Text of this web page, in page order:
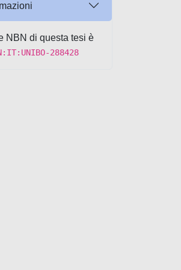
NBN di questa tesi è
288428